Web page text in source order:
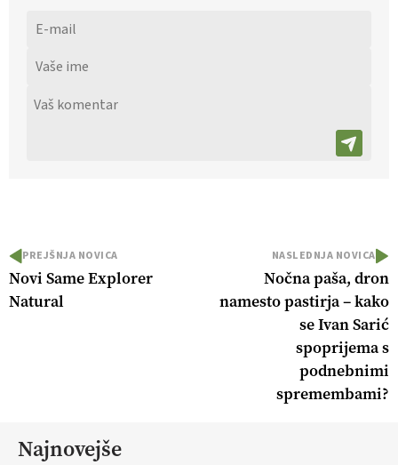
PREJŠNJA NOVICA
Novi Same Explorer
Natural
NASLEDNJA NOVICA
Nočna paša, dron
namesto pastirja – kako
se Ivan Sarić
spoprijema s
podnebnimi
spremembami?
Najnovejše